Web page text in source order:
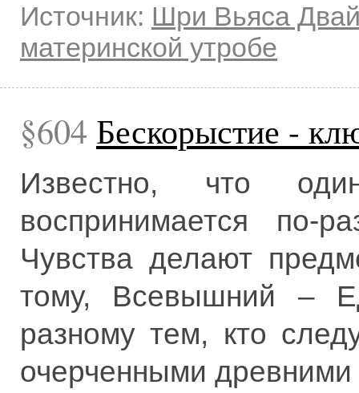
Источник: Шри Вьяса
материнской утробе
604 Бескорыстие -
Известно, что
воспринимается по-
Чувства делают
тому, Всевышний –
разному тем, кто
очерченными